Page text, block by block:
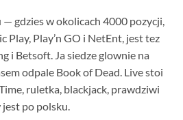
— gdzies w okolicach 4000 pozycji,
Play, Play’n GO i NetEnt, jest tez
i Betsoft. Ja siedze glownie na
odpale Book of Dead. Live stoi
ruletka, blackjack, prawdziwi
po polsku.